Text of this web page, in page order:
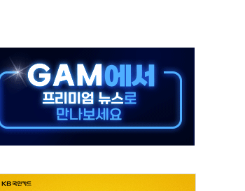
검회의